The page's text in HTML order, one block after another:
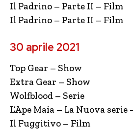
Il Padrino – Parte II – Film
Il Padrino – Parte II – Film
30 aprile 2021
Top Gear – Show
Extra Gear – Show
Wolfblood – Serie
L’Ape Maia – La Nuova
Il Fuggitivo – Film